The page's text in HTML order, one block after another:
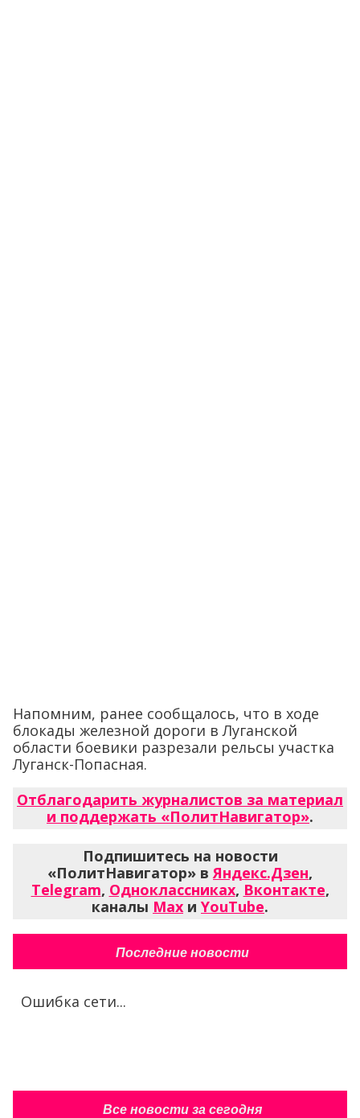
Напомним, ранее сообщалось, что в ходе
блокады железной дороги в Луганской
области боевики разрезали рельсы участка
Луганск-Попасная.
Отблагодарить журналистов за материал
и поддержать «ПолитНавигатор».
Подпишитесь на новости
«ПолитНавигатор» вЯндекс.Дзен,
Telegram, Одноклассниках, Вконтакте,
каналы Max и YouTube.
Последние новости
Ошибка сети...
Все новости за сегодня